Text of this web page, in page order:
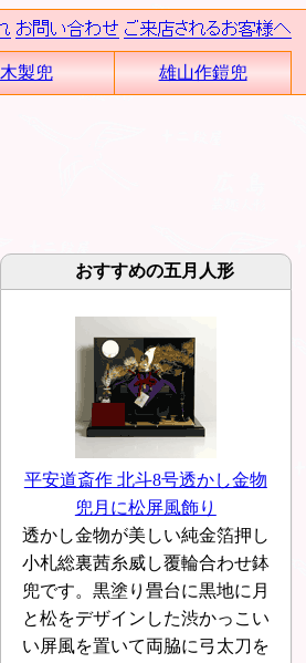
木製兜 雄山作鎧兜
おすすめの五月人形
平安道斎作 北斗8号透かし金物
兜月に松屏風飾り
透かし金物が美しい純金箔押し
小札総裏茜糸威し覆輪合わせ鉢
兜です。黒塗り畳台に黒地に月
と松をデザインした渋かっこい
い屏風を置いて両脇に弓太刀を